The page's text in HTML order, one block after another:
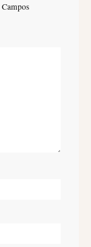
Campos